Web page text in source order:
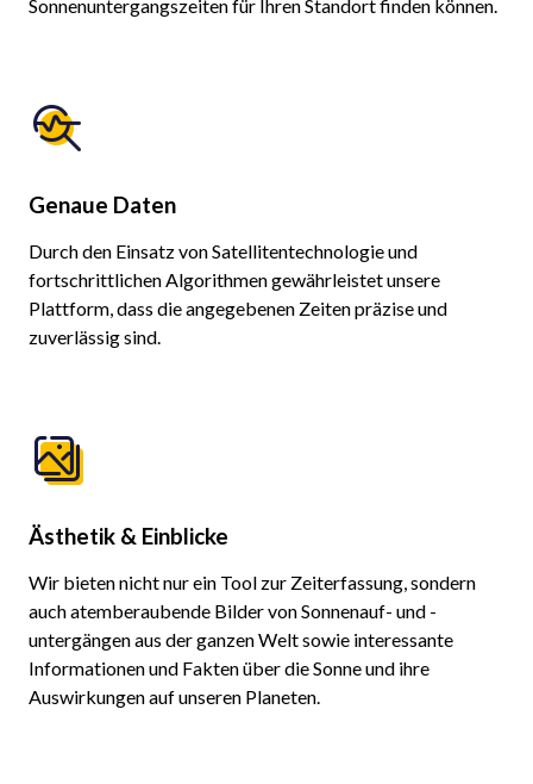
Sonnenuntergangszeiten für Ihren Standort finden können.
Genaue Daten
Durch den Einsatz von Satellitentechnologie und
fortschrittlichen Algorithmen gewährleistet unsere
Plattform, dass die angegebenen Zeiten präzise und
zuverlässig sind.
Ästhetik & Einblicke
Wir bieten nicht nur ein Tool zur Zeiterfassung, sondern
auch atemberaubende Bilder von Sonnenauf- und -
untergängen aus der ganzen Welt sowie interessante
Informationen und Fakten über die Sonne und ihre
Auswirkungen auf unseren Planeten.